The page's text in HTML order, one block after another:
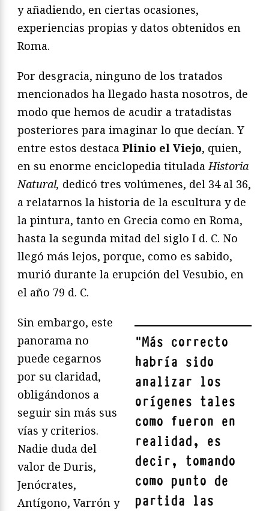
y añadiendo, en ciertas ocasiones,
experiencias propias y datos obtenidos en
Roma.
Por desgracia, ninguno de los tratados
mencionados ha llegado hasta nosotros, de
modo que hemos de acudir a tratadistas
posteriores para imaginar lo que decían. Y
entre estos destaca Plinio el Viejo, quien,
en su enorme enciclopedia tituladaHistoria
Natural, dedicó tres volúmenes, del 34 al 36,
a relatarnos la historia de la escultura y de
la pintura, tanto en Grecia como en Roma,
hasta la segunda mitad del siglo I d. C. No
llegó más lejos, porque, como es sabido,
murió durante la erupción del Vesubio, en
el año 79 d. C.
"Más correcto
habría sido
analizar los
orígenes tales
como fueron en
realidad, es
decir, tomando
como punto de
partida las
Sin embargo, este
panorama no
puede cegarnos
por su claridad,
obligándonos a
seguir sin más sus
vías y criterios.
Nadie duda del
valor de Duris,
Jenócrates,
Antígono, Varrón y